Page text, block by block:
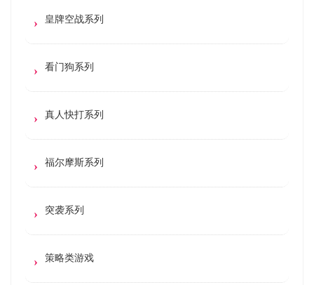
皇牌空战系列
看门狗系列
真人快打系列
福尔摩斯系列
突袭系列
策略类游戏